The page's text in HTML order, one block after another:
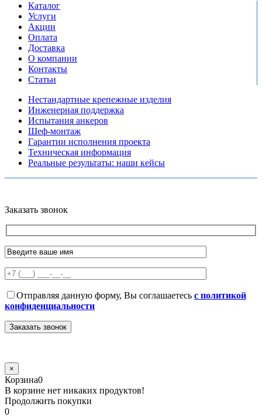
Каталог
Услуги
Акции
Оплата
Доставка
О компании
Контакты
Статьи
Нестандартные крепежные изделия
Инженерная поддержка
Испытания анкеров
Шеф-монтаж
Гарантии исполнения проекта
Техническая информация
Реальные результаты: наши кейсы
Заказать звонок
Отправляя данную форму, Вы соглашаетесь с политикой
конфиденциальности
×
Корзина0
В корзине нет никаких продуктов!
Продолжить покупки
0